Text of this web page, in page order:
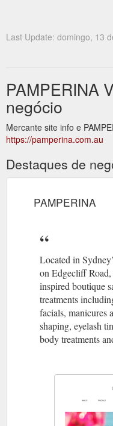
Last Update: domingo, 13
PAMPERINA
negócio
Mercante site info e
https://pamperina.com.au
Destaques de
PAMPERINA
Located in
on Edgecliff
inspired boutique
treatments
facials, manicures
shaping, eyelash
body treatments